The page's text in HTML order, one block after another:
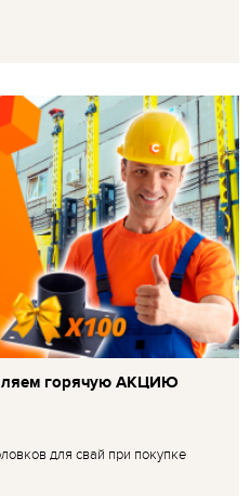
горячую АКЦИЮ
для свай при покупке